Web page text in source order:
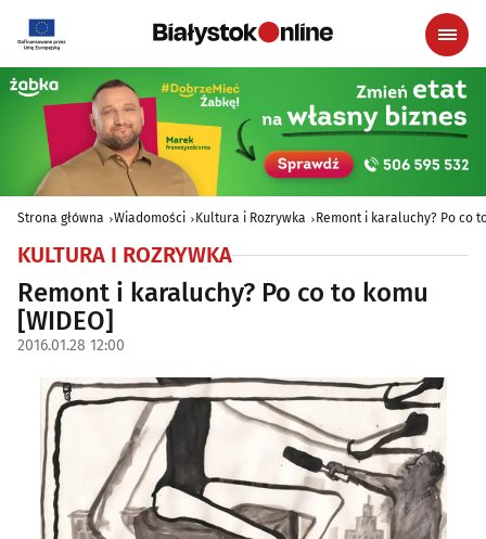
Strona główna Wiadomości Kultura i Rozrywka Remont i karaluchy? Po co
KULTURA I ROZRYWKA
Remont i karaluchy? Po co to komu
[WIDEO]
2016.01.28 12:00